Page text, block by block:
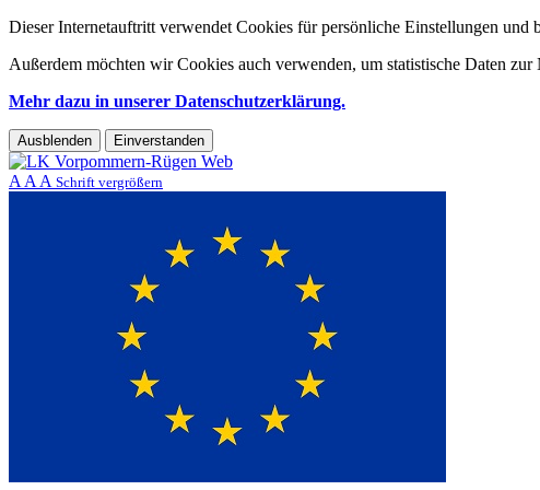
Dieser Internetauftritt verwendet Cookies für persönliche Einstellungen und
Außerdem möchten wir Cookies auch verwenden, um statistische Daten
Mehr dazu in unserer Datenschutzerklärung.
Ausblenden Einverstanden
A A A Schrift vergrößern